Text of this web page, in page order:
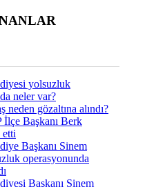
yolsuzluk
neler var?
neden gözaltına alındı?
Başkanı Berk
Başkanı Sinem
operasyonunda
Başkanı Sinem